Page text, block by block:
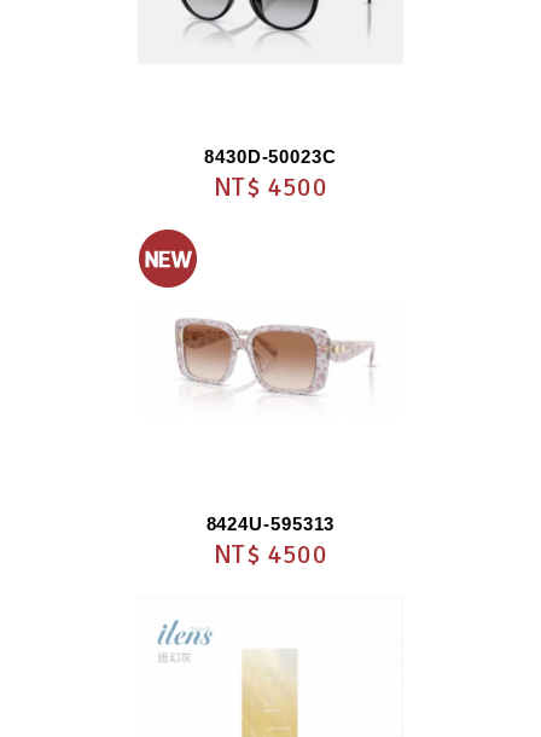
8430D-50023C
NT$ 4500
8424U-595313
NT$ 4500